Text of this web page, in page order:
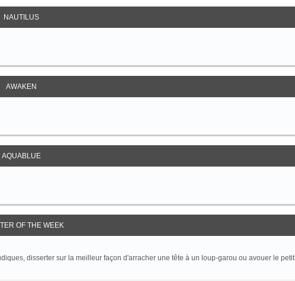
NAUTILUS
AWAKEN
AQUABLUE
OF THE WEEK
disserter sur la meilleur façon d'arracher une tête à un loup-garou ou avouer le petit